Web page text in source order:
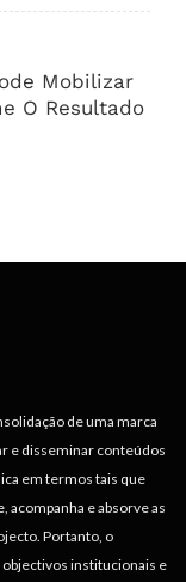
Mobilizar
O Resultado
de uma marca
e disseminar conteúdos
em termos tais que
acompanha e absorve as
Portanto, o
institucionais e